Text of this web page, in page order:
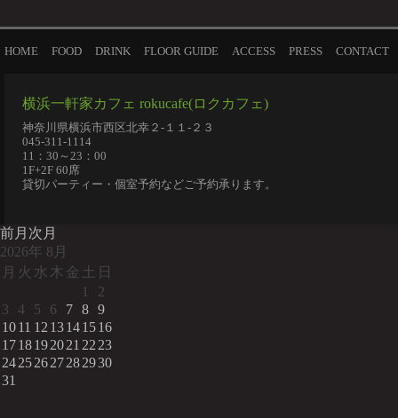
HOME FOOD DRINK FLOOR GUIDE ACCESS PRESS CONTACT
横浜一軒家カフェ rokucafe(ロクカフェ)
神奈川県横浜市西区北幸２-１１-２３
045-311-1114
11：30～23：00
1F+2F 60席
貸切パーティー・個室予約などご予約承ります。
前月 次月
2026年 8月
月 火 水 木 金 土 日
1
2
3
4 5 6 7 8 9
1011 12 13141516
1718192021 22 23
24252627282930
31